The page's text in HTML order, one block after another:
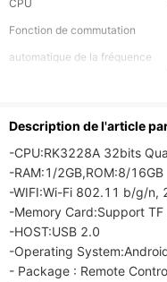
CPU
Fonction de commutation
automatique de la fréquence
maximale
Ports USB
Prise en charge du Bluetooth
Système opérateur
Prise en charge sans fil
Bélier
Description de l'article
-CPU:RK3228A 32bits
-RAM:1/2GB,ROM:8/16GB
-WIFI:Wi-Fi 802.11 b/g/n,
-Memory Card:Support TF
-HOST:USB 2.0
-Operating
- Package : Remote